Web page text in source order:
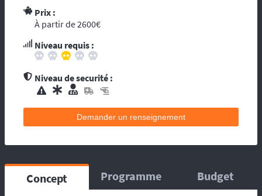
Prix :
À partir de 2600€
Niveau requis :
Niveau de securité :
secours. Dans le cadre d’une randonnée,
vous vous reposez sur l’ouvreur et le
fermeur qui ont les compétences
contacts d’assistance médicale locale.
L’organisation dispose de médecin(s), et
le circuit, ou suivent la progression de la
course. La balise satellitaire est fortement
L’organisation dispose d’au moins une
ambulance et/ou véhicule médicalisé à
poste ainsi que des médecins et équipes
Demander un renseignement
Concept Programme Budget